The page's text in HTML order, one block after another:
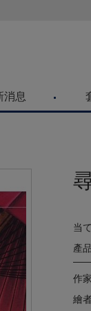
青文購物網的朋友們，
消息
当
產
作
繪